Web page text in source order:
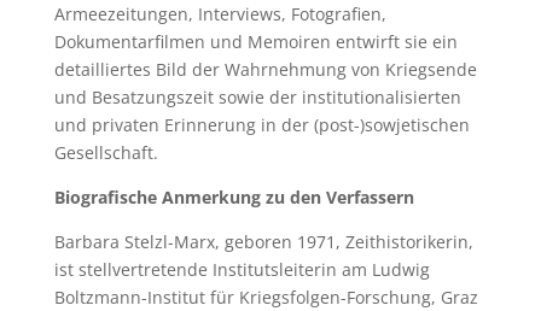
Armeezeitungen, Interviews, Fotografien,
Dokumentarfilmen und Memoiren entwirft sie ein
detailliertes Bild der Wahrnehmung von Kriegsende
und Besatzungszeit sowie der institutionalisierten
und privaten Erinnerung in der (post-)sowjetischen
Gesellschaft.
Biografische Anmerkung zu den Verfassern
Barbara Stelzl-Marx, geboren 1971, Zeithistorikerin,
ist stellvertretende Institutsleiterin am Ludwig
Boltzmann-Institut für Kriegsfolgen-Forschung, Graz